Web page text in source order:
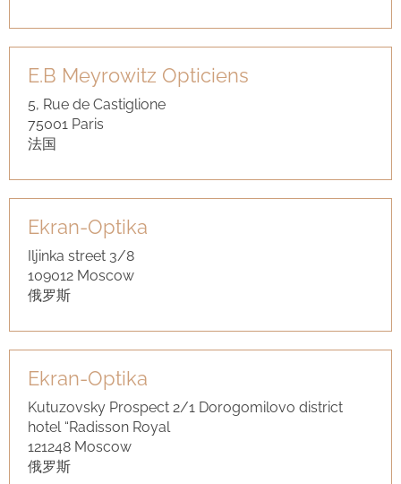
E.B Meyrowitz Opticiens
5, Rue de Castiglione
75001 Paris
法国
Ekran-Optika
Iljinka street 3/8
109012 Moscow
俄罗斯
Ekran-Optika
Kutuzovsky Prospect 2/1 Dorogomilovo district
hotel “Radisson Royal
121248 Moscow
俄罗斯